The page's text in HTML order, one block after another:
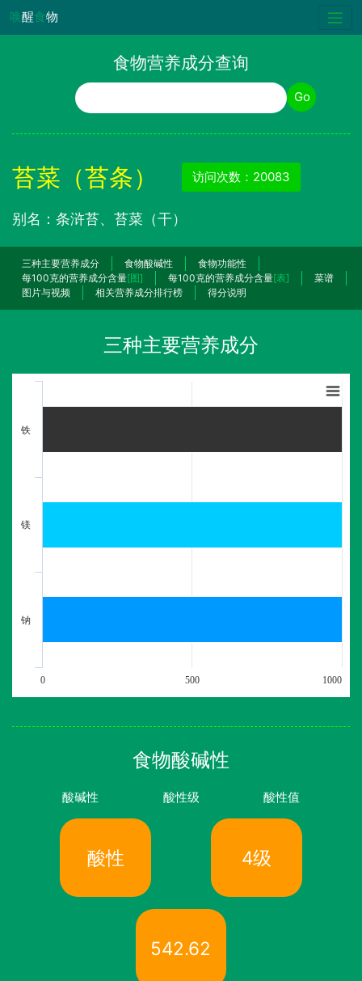
唤醒食物
食物营养成分查询
食物名称 Go
苔菜（苔条） 访问次数：20083
别名：条浒苔、苔菜（干）
三种主要营养成分 食物酸碱性
食物功能性
每100克的营养成分含量[图] 每100克的营养成分含量[表]
菜谱
图片与视频
相关营养成分排行榜 得分说明
三种主要营养成分
铁
镁
钠
0 500 1000
食物酸碱性
酸碱性 酸性级 酸性值
酸性 4级
542.62